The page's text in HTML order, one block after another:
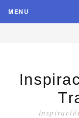
MENU